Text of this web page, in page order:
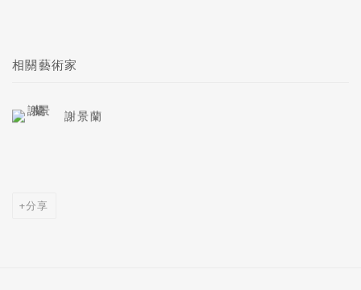
相關藝術家
謝景蘭
分享